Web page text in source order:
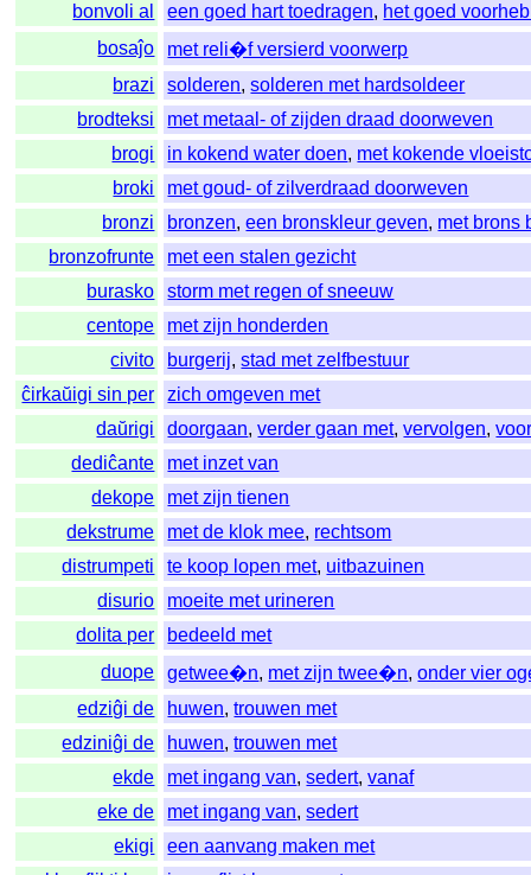
bonvoli al
een goed hart toedragen, het goed
bosaĵo
met reli�f versierd voorwerp
brazi
solderen,solderen met hardsoldeer
brodteksi
met metaal- of zijden draad doorweven
brogi
in kokend water doen, met kokende
broki
met goud- of zilverdraad doorweven
bronzi
bronzen,een bronskleur geven, met brons
bronzofrunte
met een stalen gezicht
burasko
storm met regen of sneeuw
centope
met zijn honderden
civito
burgerij,stad met zelfbestuur
ĉirkaŭigi sin per
zich omgeven met
daŭrigi
doorgaan,verder gaan met,vervolgen,
dediĉante
met inzet van
dekope
met zijn tienen
dekstrume
met de klok mee, rechtsom
distrumpeti
te koop lopen met, uitbazuinen
disurio
moeite met urineren
dolita per
bedeeld met
duope
getwee�n, met zijn twee�n,onder vier
edziĝi de
huwen,trouwen met
edziniĝi de
huwen,trouwen met
ekde
met ingang van,sedert,vanaf
eke de
met ingang van,sedert
ekigi
een aanvang maken met